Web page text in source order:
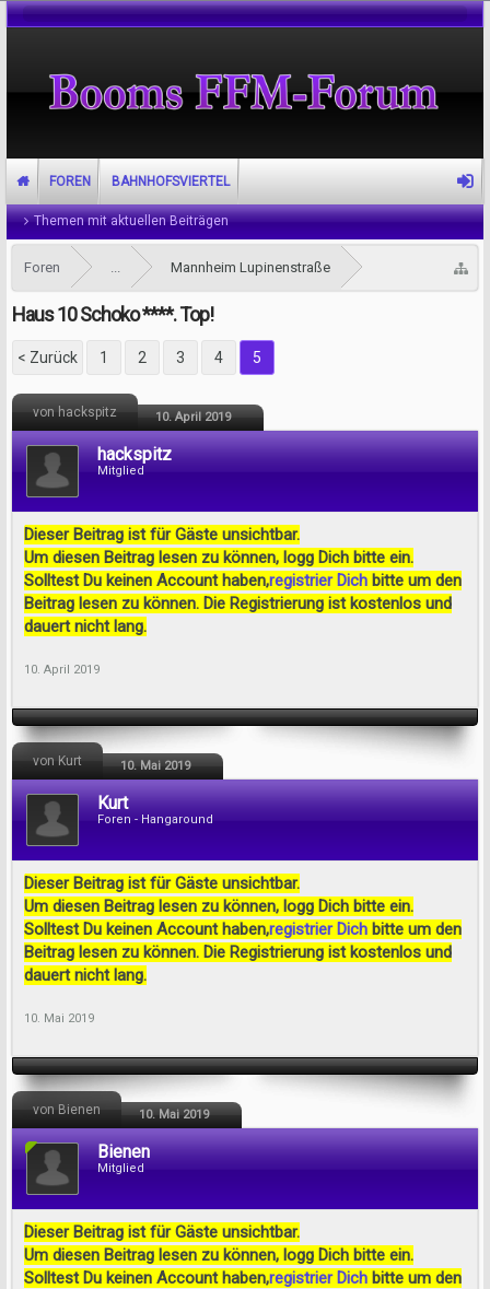
Foren ... Mannheim Lupinenstraße
Haus 10 Schoko ****. Top!
< Zurück 1 2 3 4 5
von hackspitz 10. April 2019
hackspitz
Mitglied
Dieser Beitrag ist für Gäste unsichtbar.
Um diesen Beitrag lesen zu können, logg Dich bitte ein.
Solltest Du keinen Account haben,registrier Dich bitte um den
Beitrag lesen zu können. Die Registrierung ist kostenlos und
dauert nicht lang.
10. April 2019
von Kurt 10. Mai 2019
Kurt
Foren - Hangaround
Dieser Beitrag ist für Gäste unsichtbar.
Um diesen Beitrag lesen zu können, logg Dich bitte ein.
Solltest Du keinen Account haben,registrier Dich bitte um den
Beitrag lesen zu können. Die Registrierung ist kostenlos und
dauert nicht lang.
10. Mai 2019
von Bienen 10. Mai 2019
Bienen
Mitglied
Dieser Beitrag ist für Gäste unsichtbar.
Um diesen Beitrag lesen zu können, logg Dich bitte ein.
Solltest Du keinen Account haben,registrier Dich bitte um den
FOREN
Themen mit aktuellen Beiträgen
BAHNHOFSVIERTEL